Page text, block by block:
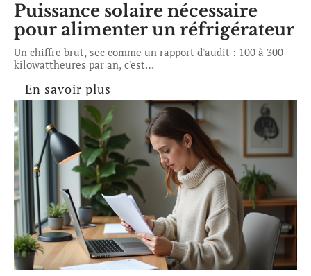
Puissance solaire nécessaire
pour alimenter un réfrigérateur
Un chiffre brut, sec comme un rapport d'audit : 100 à 300
kilowattheures par an, c'est…
En savoir plus